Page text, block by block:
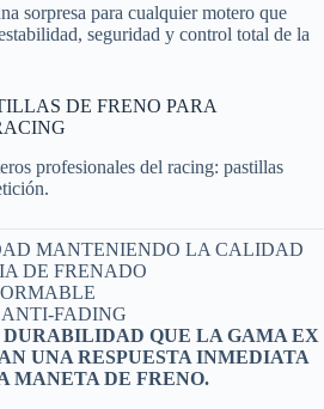
sorpresa para cualquier motero que
seguridad y control total de la
DE FRENO PARA
profesionales del racing: pastillas
MANTENIENDO LA CALIDAD
DE FRENADO
FADING
QUE LA GAMA EX
UNA RESPUESTA INMEDIATA
MANETA DE FRENO.